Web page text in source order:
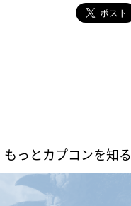
もっとカプコンを知る